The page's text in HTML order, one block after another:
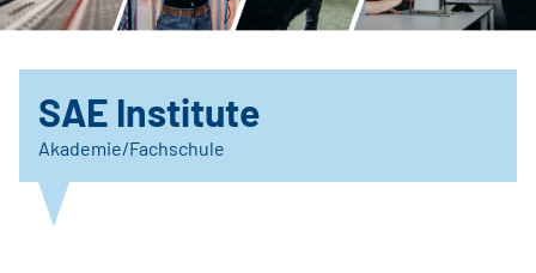
SAE Institute
Akademie/Fachschule